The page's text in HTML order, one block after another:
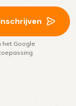
het Google